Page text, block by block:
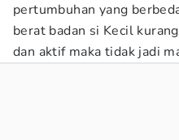
pertumbuhan yang
berat badan si Kecil
dan aktif maka tidak jadi